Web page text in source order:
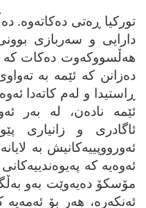
تورکیا ڕه‌تی ده‌کاته‌وه‌.
دارایی و سه‌ربازی
هه‌ڵسووکه‌وت ده‌کات که‌
ده‌زانن که‌ ئێمه‌ به‌
ڕاستیدا و له‌م کاته‌دا
ئێمه‌ ناده‌ن، له‌ به‌ر
ئاگادری و زانیاری
ئه‌ورووپییه‌کانیش به‌
ئه‌وه‌یه‌ که‌
مۆسکۆ ده‌یه‌وێت به‌و
ئه‌نکه‌ره‌، هه‌ر بۆ